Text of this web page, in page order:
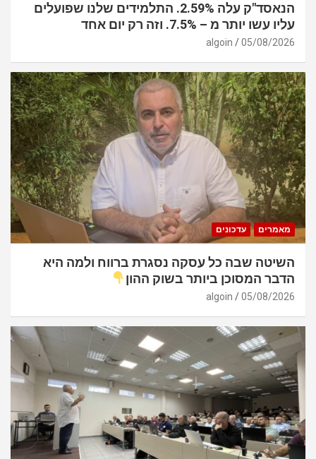
הנאסד"ק עלה 2.59%. התלמידים שלנו שפועלים
עליו עשו יותר מ – 7.5%. וזה רק יום אחד
05/08/2026
algoin
מאמרים עדכונים
השיטה שבה כל עסקה נסגרת ברווח ולמה היא
הדבר המסוכן ביותר בשוק ההון
05/08/2026
algoin